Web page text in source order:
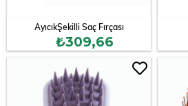
AyıcıkŞekilli Saç Fırçası
₺309,66